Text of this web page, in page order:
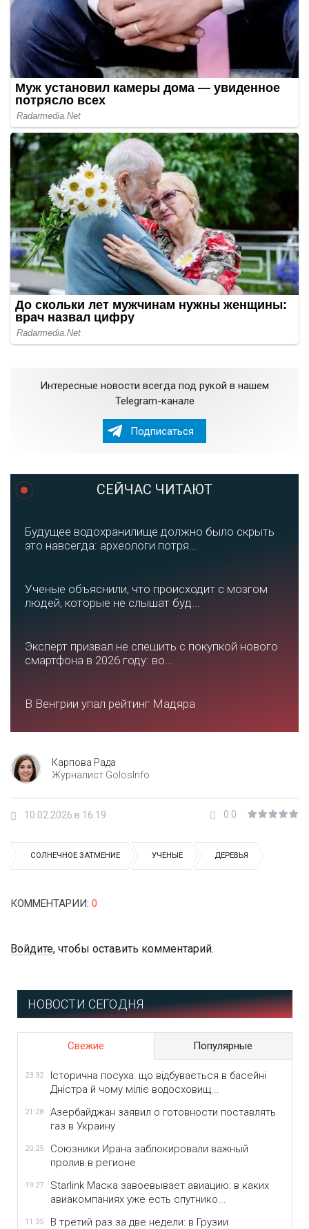
Интересные новости всегда под рукой в нашем
Telegram-канале
Подписаться
СЕЙЧАС ЧИТАЮТ
Будущее водохранилище должно было скрыть
это навсегда: археологи потря...
Ученые объяснили, что происходит с мозгом
людей, которые не слышат буд...
Эксперт призвал не спешить с покупкой нового
смартфона в 2026 году: во...
В Венгрии упал рейтинг Мадяра
Карпова Рада
Журналист GolosInfo
10.02.2026 в 16:19 0.0
СОЛНЕЧНОЕ ЗАТМЕНИЕ УЧЕНЫЕ ДЕРЕВЬЯ
КОММЕНТАРИИ: 0
Войдите, чтобы оставить комментарий.
НОВОСТИ СЕГОДНЯ
Свежие Популярные
23:32
Історична посуха: що відбувається в басейні
Дністра й чому міліє водосховищ...
21:28
Азербайджан заявил о готовности поставлять
газ в Украину
20:25
Союзники Ирана заблокировали важный
пролив в регионе
19:27
Starlink Маска завоевывает авиацию: в каких
авиакомпаниях уже есть спутнико...
11:35
В третий раз за две недели: в Грузии